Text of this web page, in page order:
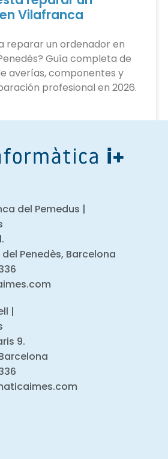
Vilafranca
reparar un ordenador en
Guía completa de
averías, componentes y
profesional en 2026.
del Pemedus |
Penedès, Barcelona
|
9.